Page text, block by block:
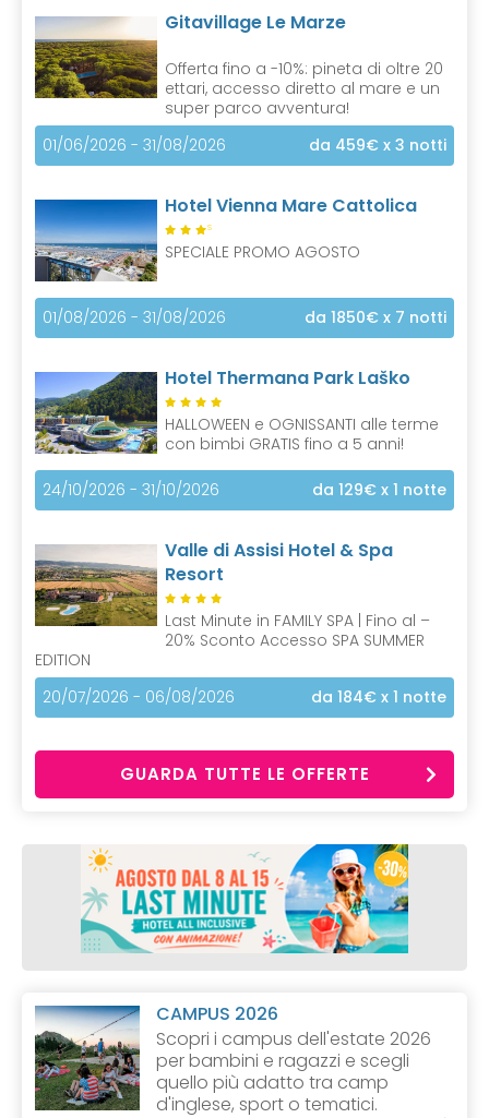
Gitavillage Le Marze
Offerta fino a -10%: pineta di oltre 20
ettari, accesso diretto al mare e un
super parco avventura!
01/06/2026 - 31/08/2026
da 459€ x 3 notti
Hotel Vienna Mare Cattolica
S
SPECIALE PROMO AGOSTO
01/08/2026 - 31/08/2026 da 1850€ x 7 notti
Hotel Thermana Park Laško
HALLOWEEN e OGNISSANTI alle terme
con bimbi GRATIS fino a 5 anni!
24/10/2026 - 31/10/2026 da 129€ x 1 notte
Valle di Assisi Hotel & Spa
Resort
Last Minute in FAMILY SPA | Fino al –
20% Sconto Accesso SPA SUMMER
EDITION
20/07/2026 - 06/08/2026
da 184€ x 1 notte
GUARDA TUTTE LE OFFERTE
CAMPUS 2026
Scopri i campus dell'estate 2026
per bambini e ragazzi e scegli
quello più adatto tra camp
d'inglese, sport o tematici.